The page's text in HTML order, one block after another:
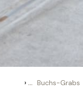
› ... Buchs-Grabs